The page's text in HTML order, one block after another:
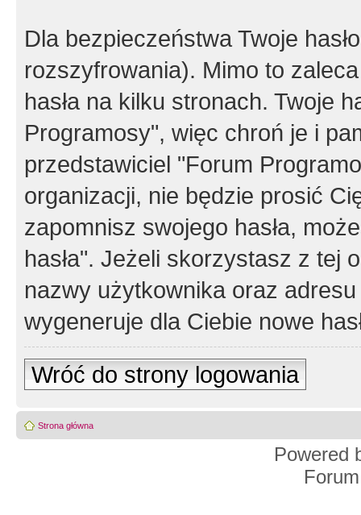
Dla bezpieczeństwa Twoje
rozszyfrowania). Mimo to
hasła na kilku stronach. Twoje
Programosy", więc chroń je i
przedstawiciel "Forum
organizacji, nie będzie prosić
zapomnisz swojego hasła,
hasła". Jeżeli skorzystasz z tej
nazwy użytkownika oraz
wygeneruje dla Ciebie nowe
Wróć do strony logowania
Strona główna
Powered